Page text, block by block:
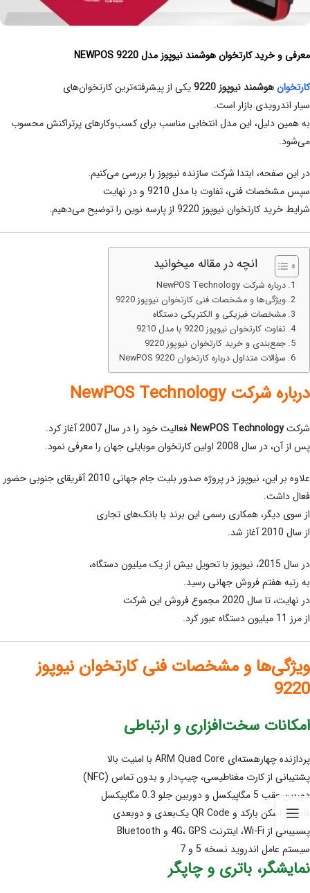
معرفی و خرید کارتخوان هوشمند نیوپوز مدل NEWPOS 9220
کارتخوانهوشمند نیوپوز 9220
یکی از پیشرفته‌ترین کارتخوان‌های
سیار اندرویدی بازار است.
به همین دلیل، این مدل انتخابی مناسب برای کسب‌وکارهای پرتراکنش محسوب
می‌شود.
در این صفحه، ابتدا شرکت سازنده نیوپوز را بررسی می‌کنیم.
سپس مشخصات فنی، تفاوت با مدل 9210 و در نهایت
شرایط خرید کارتخوان نیوپوز 9220 از پارسه نوین را توضیح می‌دهیم.
انچه در مقاله میخوانید
درباره شرکت NewPOS Technology
ویژگی‌ها و مشخصات فنی کارتخوان نیوپوز 9220
مشخصات فیزیکی و الکتریکی دستگاه
تفاوت کارتخوان نیوپوز 9220 با مدل 9210
جمع‌بندی و خرید کارتخوان نیوپوز 9220
سؤالات متداول درباره کارتخوان NewPOS 9220
درباره شرکت NewPOS Technology
شرکتNewPOS Technologyفعالیت خود را در سال 2007 آغاز کرد.
پس از آن، در سال 2008 اولین کارتخوان موبایلی جهان را معرفی نمود.
علاوه بر این، نیوپوز در پروژه صدور بلیت جام جهانی 2010 آفریقای جنوبی حضور
فعال داشت.
از سوی دیگر، همکاری رسمی این برند با بانک‌های تجاری
از سال 2010 آغاز شد.
در سال 2015، نیوپوز با تحویل بیش از یک میلیون دستگاه،
به رتبه هفتم فروش جهانی رسید.
در نهایت، تا سال 2020 مجموع فروش این شرکت
از مرز 11 میلیون دستگاه عبور کرد.
ویژگی‌ها و مشخصات فنی کارتخوان نیوپوز
9220
امکانات سخت‌افزاری و ارتباطی
پردازنده چهارهسته‌ای ARM Quad Core با امنیت بالا
پشتیبانی از کارت مغناطیسی، چیپ‌دار و بدون تماس (NFC)
دوربین عقب 5 مگاپیکسل و دوربین جلو 0.3 مگاپیکسل
قابلیت اسکن بارکد و QR Code یک‌بعدی و دوبعدی
پشتیبانی از Wi‑Fi، اینترنت 4G، GPS و Bluetooth
سیستم عامل اندروید نسخه 5 و 7
نمایشگر، باتری و چاپگر